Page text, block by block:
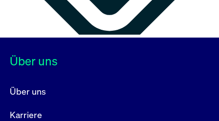
Über uns
Über uns
Karriere